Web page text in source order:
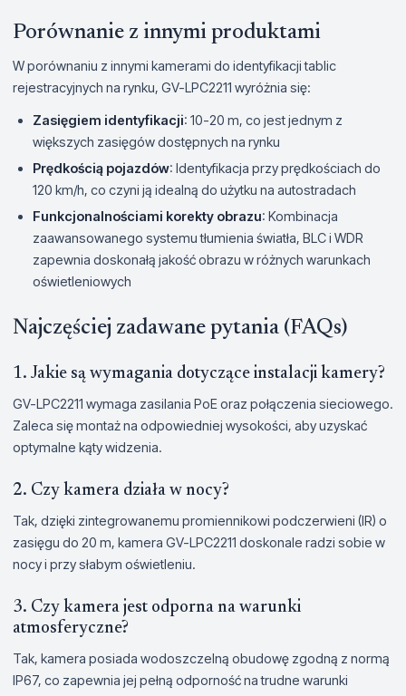
Porównanie z innymi produktami
W porównaniu z innymi kamerami do identyfikacji tablic
rejestracyjnych na rynku, GV-LPC2211 wyróżnia się:
Zasięgiem identyfikacji: 10-20 m, co jest jednym z
większych zasięgów dostępnych na rynku
Prędkością pojazdów: Identyfikacja przy prędkościach do
120 km/h, co czyni ją idealną do użytku na autostradach
Funkcjonalnościami korekty obrazu: Kombinacja
zaawansowanego systemu tłumienia światła, BLC i WDR
zapewnia doskonałą jakość obrazu w różnych warunkach
oświetleniowych
Najczęściej zadawane pytania (FAQs)
1. Jakie są wymagania dotyczące instalacji kamery?
GV-LPC2211 wymaga zasilania PoE oraz połączenia sieciowego.
Zaleca się montaż na odpowiedniej wysokości, aby uzyskać
optymalne kąty widzenia.
2. Czy kamera działa w nocy?
Tak, dzięki zintegrowanemu promiennikowi podczerwieni (IR) o
zasięgu do 20 m, kamera GV-LPC2211 doskonale radzi sobie w
nocy i przy słabym oświetleniu.
3. Czy kamera jest odporna na warunki
atmosferyczne?
Tak, kamera posiada wodoszczelną obudowę zgodną z normą
IP67, co zapewnia jej pełną odporność na trudne warunki